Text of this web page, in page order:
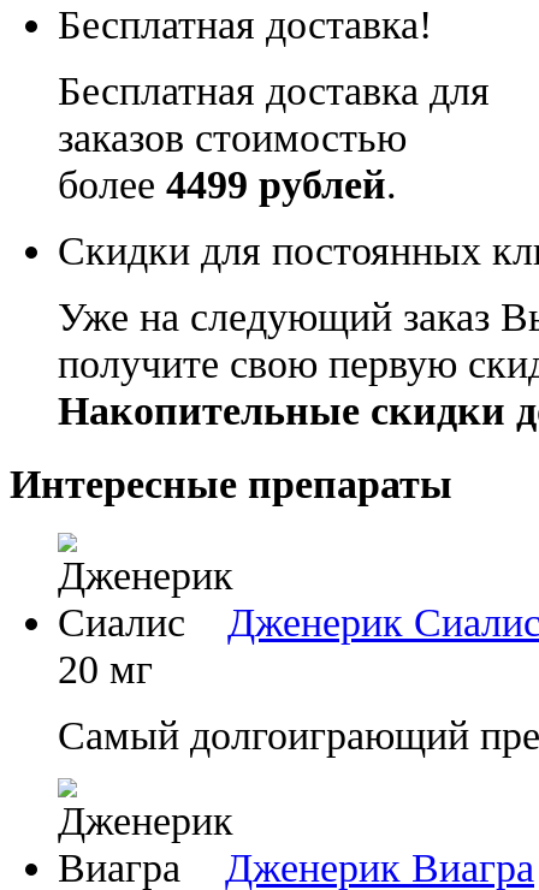
Бесплатная доставка!
Бесплатная доставка для
заказов стоимостью
более 4499 рублей.
Скидки для постоянных
Уже на следующий заказ
получите свою первую
Накопительные скидки
Интересные препараты
Дженерик
20 мг
Самый долгоиграющий
Дженерик Виагра